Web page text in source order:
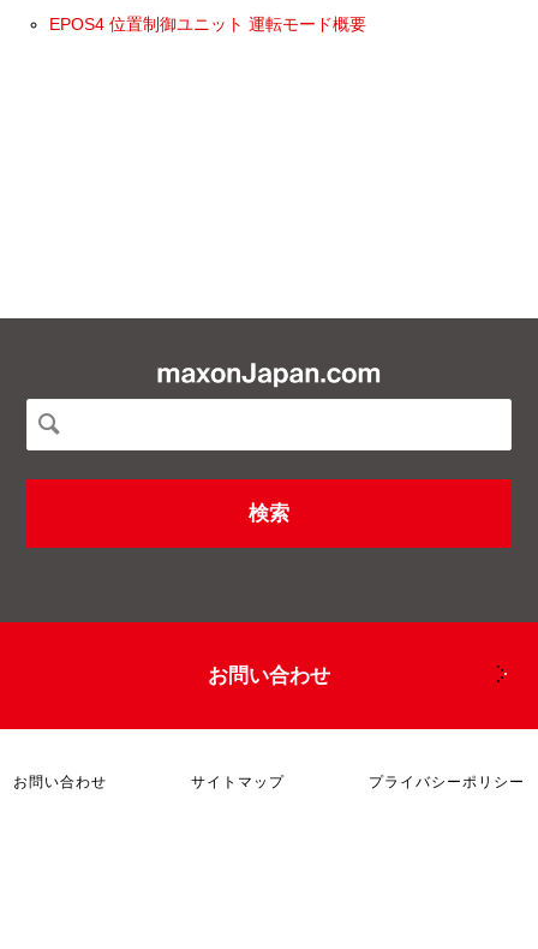
EPOS4 位置制御ユニット 運転モード概要
お問い合わせ
お問い合わせ サイトマップ プライバシーポリシー